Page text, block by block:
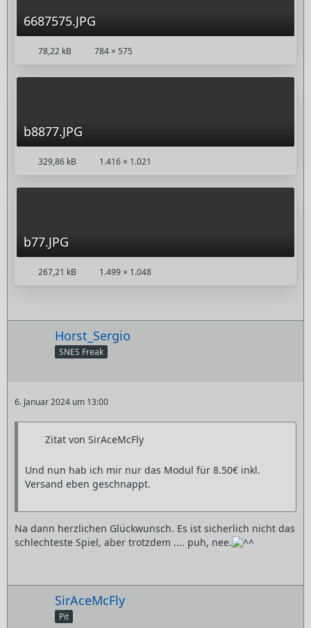
6687575.JPG
78,22 kB 784 × 575
b8877.JPG
329,86 kB 1.416 × 1.021
b77.JPG
267,21 kB 1.499 × 1.048
Horst_Sergio
SNES Freak
6. Januar 2024 um 13:00
Zitat von SirAceMcFly
Und nun hab ich mir nur das Modul für 8.50€ inkl.
Versand eben geschnappt.
Na dann herzlichen Glückwunsch. Es ist sicherlich nicht das
schlechteste Spiel, aber trotzdem .... puh, nee.
SirAceMcFly
Pit